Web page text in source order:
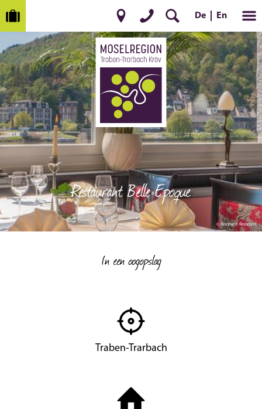
De En
© Reinhard Reinders
Restaurant Belle Epoque
In een oogopslag
Traben-Trarbach